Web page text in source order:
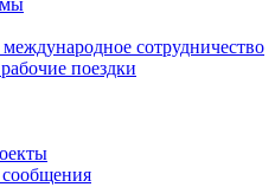
сотрудничество
поездки